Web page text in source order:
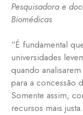
Pesquisadora e
Biomédicas
“É fundamental
universidades
quando
para a concessão
Somente assim,
recursos mais